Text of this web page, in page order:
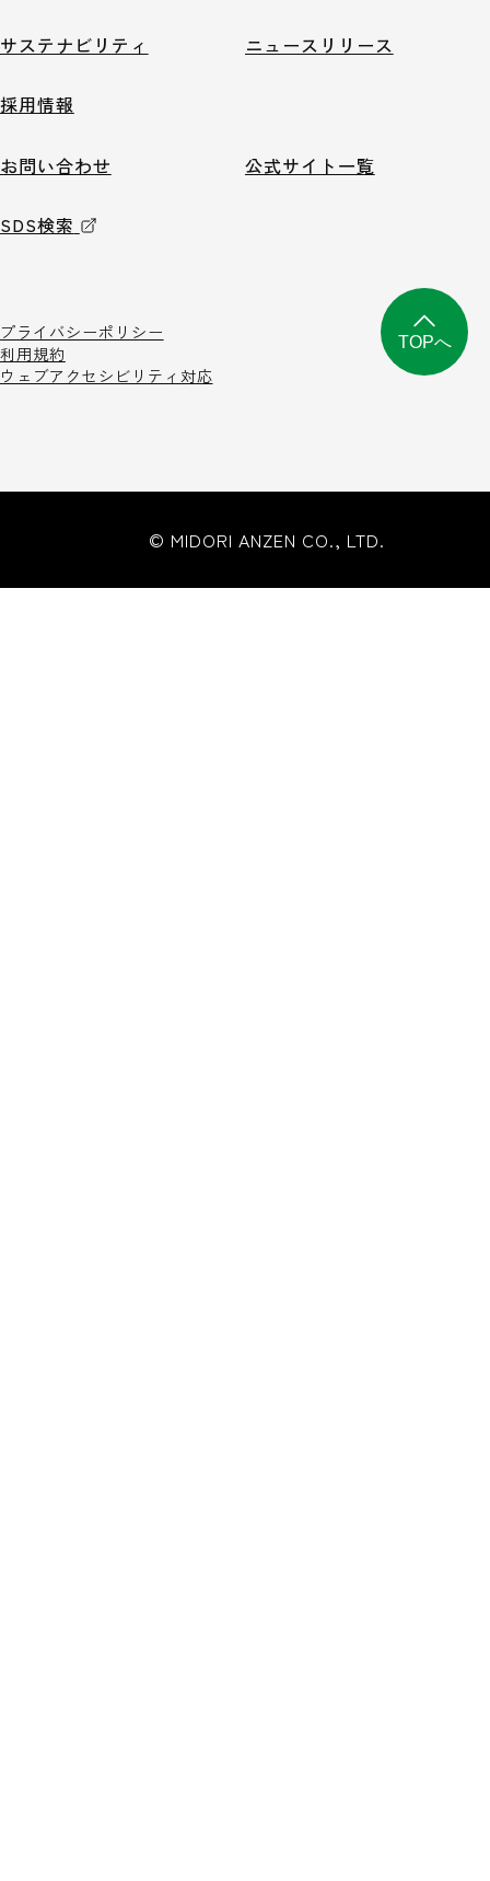
サステナビリティ ニュースリリース
採用情報
お問い合わせ 公式サイト一覧
SDS検索
プライバシーポリシー
利用規約
ウェブアクセシビリティ対応
© MIDORI ANZEN CO., LTD.
TOPへ